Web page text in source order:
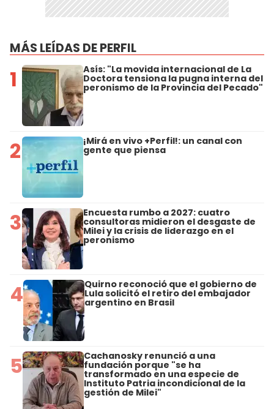
MÁS LEÍDAS DE PERFIL
1 Asís: "La movida internacional de La
Doctora tensiona la pugna interna del
peronismo de la Provincia del Pecado"
2 ¡Mirá en vivo +Perfil!: un canal con
gente que piensa
3 Encuesta rumbo a 2027: cuatro
consultoras midieron el desgaste de
Milei y la crisis de liderazgo en el
peronismo
4 Quirno reconoció que el gobierno de
Lula solicitó el retiro del embajador
argentino en Brasil
5 Cachanosky renunció a una
fundación porque "se ha
transformado en una especie de
Instituto Patria incondicional de la
gestión de Milei"